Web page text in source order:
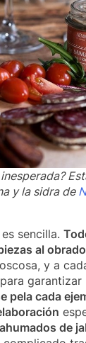
y la sidra de
sencilla.
al
y a
pela cada
de